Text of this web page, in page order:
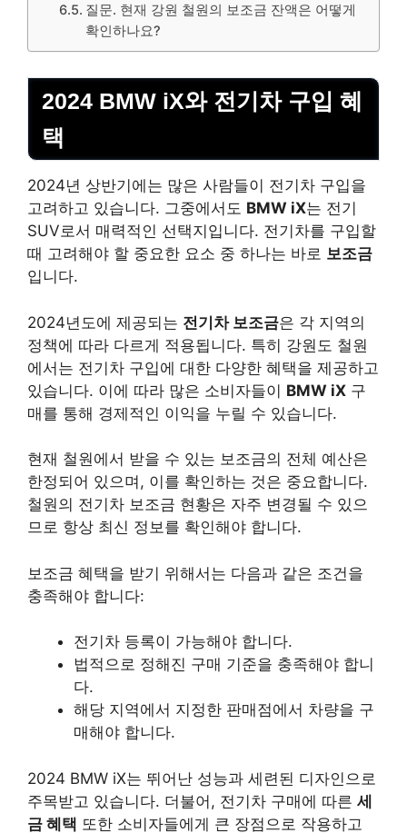
질문. 현재 강원 철원의 보조금 잔액은 어떻게
확인하나요?
2024 BMW iX와 전기차 구입 혜
택
2024년 상반기에는 많은 사람들이 전기차 구입을
고려하고 있습니다. 그중에서도 BMW iX는 전기
SUV로서 매력적인 선택지입니다. 전기차를 구입할
때 고려해야 할 중요한 요소 중 하나는 바로 보조금
입니다.
2024년도에 제공되는 전기차 보조금은 각 지역의
정책에 따라 다르게 적용됩니다. 특히 강원도 철원
에서는 전기차 구입에 대한 다양한 혜택을 제공하고
있습니다. 이에 따라 많은 소비자들이 BMW iX 구
매를 통해 경제적인 이익을 누릴 수 있습니다.
현재 철원에서 받을 수 있는 보조금의 전체 예산은
한정되어 있으며, 이를 확인하는 것은 중요합니다.
철원의 전기차 보조금 현황은 자주 변경될 수 있으
므로 항상 최신 정보를 확인해야 합니다.
보조금 혜택을 받기 위해서는 다음과 같은 조건을
충족해야 합니다:
전기차 등록이 가능해야 합니다.
법적으로 정해진 구매 기준을 충족해야 합니
다.
해당 지역에서 지정한 판매점에서 차량을 구
매해야 합니다.
2024 BMW iX는 뛰어난 성능과 세련된 디자인으로
주목받고 있습니다. 더불어, 전기차 구매에 따른 세
금 혜택 또한 소비자들에게 큰 장점으로 작용하고